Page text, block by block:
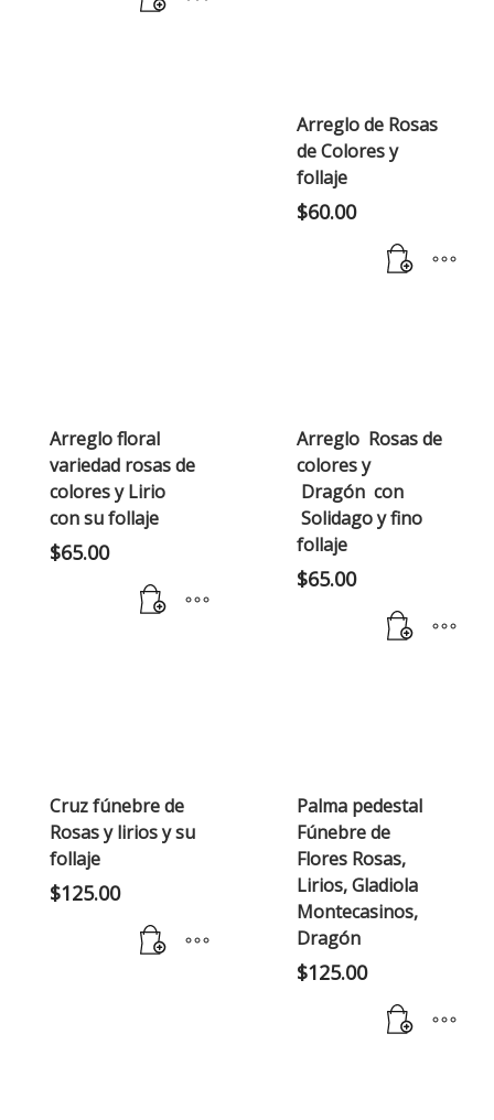
Arreglo de Rosas
de Colores y
follaje
$60.00
Arreglo floral
variedad rosas de
colores y Lirio
con su follaje
$65.00
Arreglo Rosas de
colores y
Dragón con
Solidago y fino
follaje
$65.00
Cruz fúnebre de
Rosas y lirios y su
follaje
$125.00
Palma pedestal
Fúnebre de
Flores Rosas,
Lirios, Gladiola
Montecasinos,
Dragón
$125.00